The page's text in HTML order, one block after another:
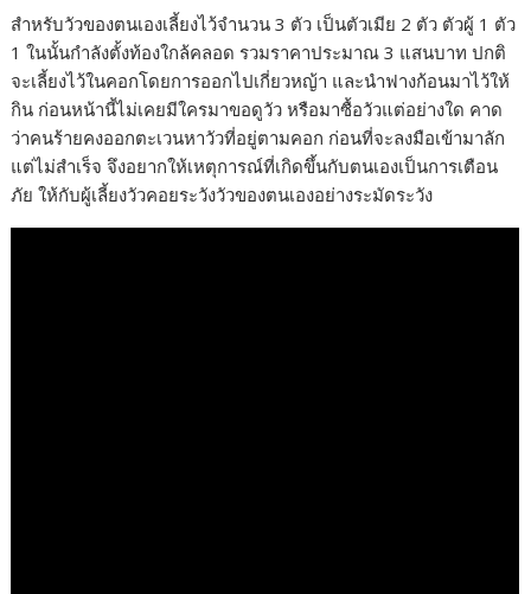
สำหรับวัวของตนเองเลี้ยงไว้จำนวน 3 ตัว เป็นตัวเมีย 2 ตัว ตัวผู้ 1 ตัว
1 ในนั้นกำลังตั้งท้องใกล้คลอด รวมราคาประมาณ 3 แสนบาท ปกติ
จะเลี้ยงไว้ในคอกโดยการออกไปเกี่ยวหญ้า และนำฟางก้อนมาไว้ให้
กิน ก่อนหน้านี้ไม่เคยมีใครมาขอดูวัว หรือมาซื้อวัวแต่อย่างใด คาด
ว่าคนร้ายคงออกตะเวนหาวัวที่อยู่ตามคอก ก่อนที่จะลงมือเข้ามาลัก
แต่ไม่สำเร็จ จึงอยากให้เหตุการณ์ที่เกิดขึ้นกับตนเองเป็นการเตือน
ภัย ให้กับผู้เลี้ยงวัวคอยระวังวัวของตนเองอย่างระมัดระวัง